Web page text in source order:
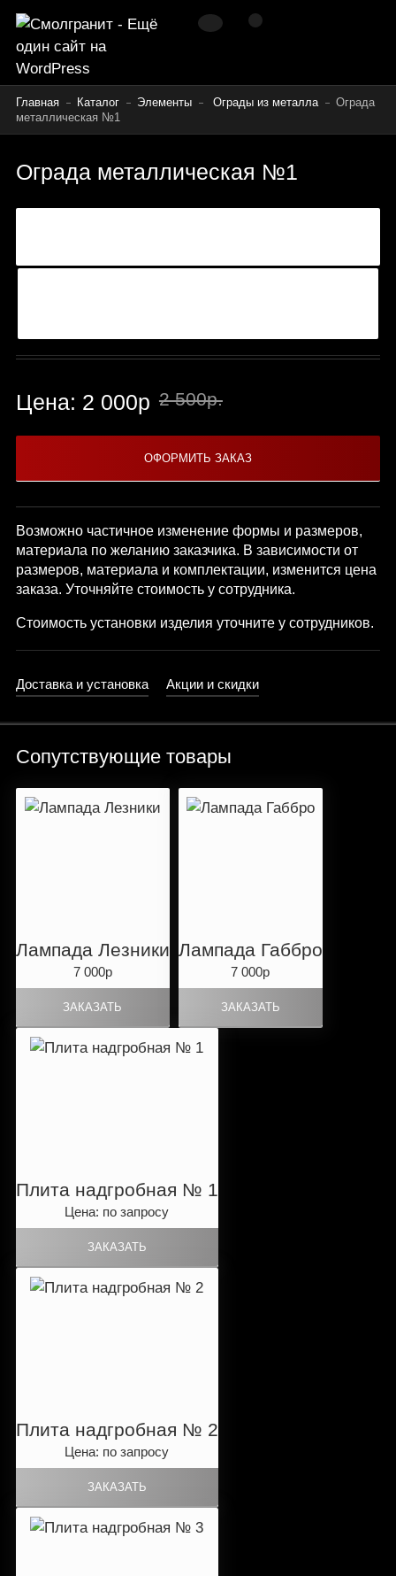
Главная Каталог Элементы Ограды из металла
Ограда
металлическая №1
Ограда металлическая №1
Цена: 2 000р 2 500р.
Возможно частичное изменение формы и размеров,
материала по желанию заказчика. В зависимости от
размеров, материала и комплектации, изменится цена
заказа. Уточняйте стоимость у сотрудника.
Стоимость установки изделия уточните у сотрудников.
Доставка и установка Акции и скидки
Сопутствующие товары
Лампада Лезники
7 000р
Лампада Габбро
7 000р
Плита надгробная № 1
Цена: по запросу
Плита надгробная № 2
Цена: по запросу